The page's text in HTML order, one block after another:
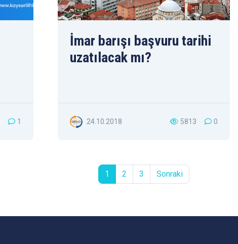
1
İmar barışı başvuru tarihi
uzatılacak mı?
24.10.2018 5813 0
1 2 3 Sonraki